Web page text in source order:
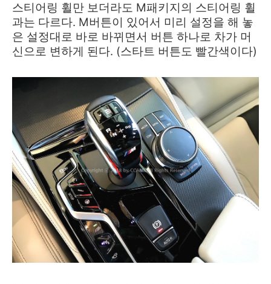
스티어링 휠만 보더라도 M패키지의 스티어링 휠
과는 다르다. M버튼이 있어서 미리 설정을 해 놓
은 설정대로 바로 바뀌면서 버튼 하나로 차가 머
신으로 변하게 된다. (스타트 버튼도 빨간색이다)